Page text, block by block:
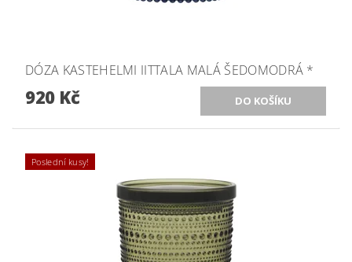
DÓZA KASTEHELMI IITTALA MALÁ ŠEDOMODRÁ *
920 Kč
Poslední kusy!